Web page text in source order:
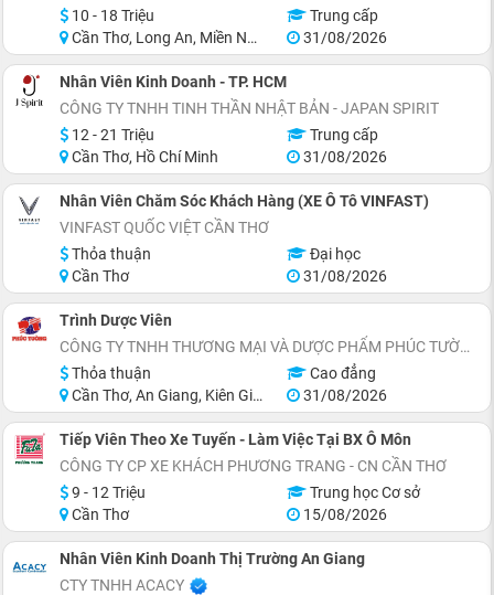
10 - 18 Triệu
Trung cấp
Cần Thơ, Long An, Miền Nam, Miền Trung
31/08/2026
Nhân Viên Kinh Doanh - TP. HCM
CÔNG TY TNHH TINH THẦN NHẬT BẢN - JAPAN SPIRIT
12 - 21 Triệu
Trung cấp
Cần Thơ, Hồ Chí Minh
31/08/2026
Nhân Viên Chăm Sóc Khách Hàng (XE Ô Tô VINFAST)
VINFAST QUỐC VIỆT CẦN THƠ
Thỏa thuận
Đại học
Cần Thơ
31/08/2026
Trình Dược Viên
CÔNG TY TNHH THƯƠNG MẠI VÀ DƯỢC PHẨM PHÚC TƯỜNG
Thỏa thuận
Cao đẳng
Cần Thơ, An Giang, Kiên Giang, Cà Mau, Trà Vinh, Long An
31/08/2026
Tiếp Viên Theo Xe Tuyến - Làm Việc Tại BX Ô Môn
CÔNG TY CP XE KHÁCH PHƯƠNG TRANG - CN CẦN THƠ
9 - 12 Triệu
Trung học Cơ sở
Cần Thơ
15/08/2026
Nhân Viên Kinh Doanh Thị Trường An Giang
CTY TNHH ACACY